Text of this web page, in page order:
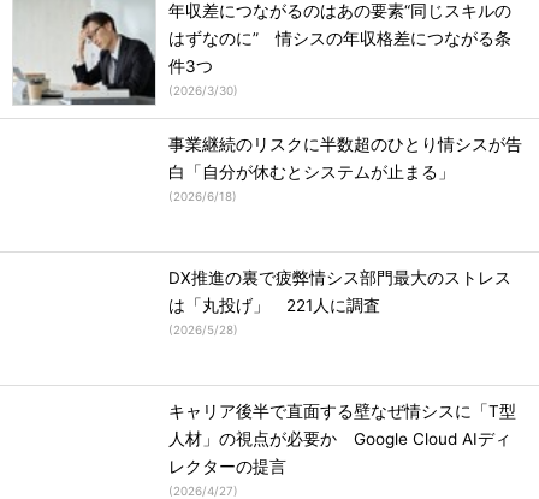
年収差につながるのはあの要素“同じスキルの
はずなのに” 情シスの年収格差につながる条
件3つ
(2026/3/30)
事業継続のリスクに半数超のひとり情シスが告
白「自分が休むとシステムが止まる」
(2026/6/18)
DX推進の裏で疲弊情シス部門最大のストレス
は「丸投げ」 221人に調査
(2026/5/28)
キャリア後半で直面する壁なぜ情シスに「T型
人材」の視点が必要か Google Cloud AIディ
レクターの提言
(2026/4/27)